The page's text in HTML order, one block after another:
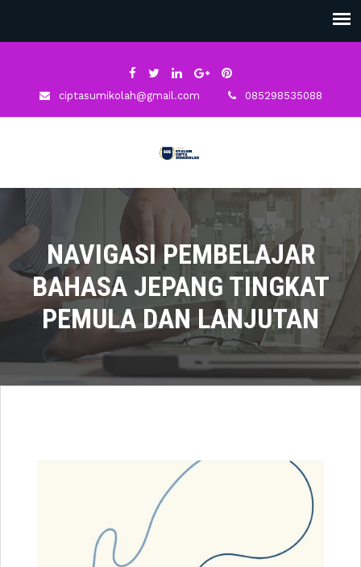
ciptasumikolah@gmail.com 085298535088
NAVIGASI PEMBELAJAR
BAHASA JEPANG TINGKAT
PEMULA DAN LANJUTAN